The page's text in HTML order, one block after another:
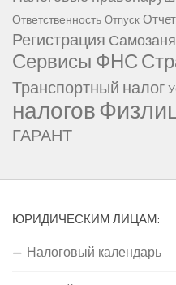
Ответственность Отпуск
Регистрация
Сервисы ФНС
Транспортный налог
налогов
ГАРАНТ
ЮРИДИЧЕСКИМ ЛИЦАМ:
Налоговый календарь